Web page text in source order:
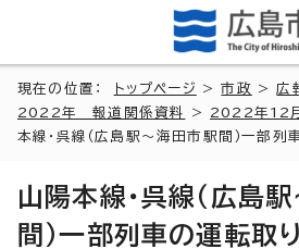
現在の位置： トップページ >市政 >広
2022年 報道関係資料
> 2022年12
本線・呉線（広島駅～海田市駅間）一部列
山陽本線・呉線（広島
間）一部列車の運転取